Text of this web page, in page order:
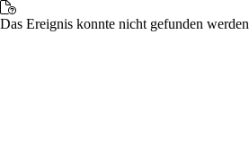
Das Ereignis konnte nicht gefunden werden